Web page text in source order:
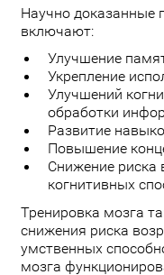
Научно доказанные
включают:
Улучшение
Укрепление
Улучшений
обработки
Развитие
Повышение
Снижение риска
когнитивных
Тренировка мозга
снижения риска
умственных
мозга